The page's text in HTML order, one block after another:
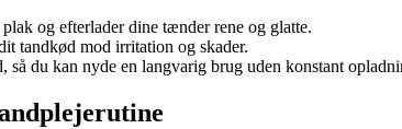
og efterlader dine tænder rene og glatte.
tandkød mod irritation og skader.
du kan nyde en langvarig brug uden konstant